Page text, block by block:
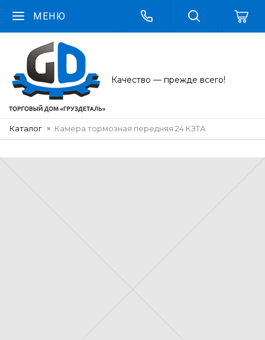
МЕНЮ
Качество — прежде всего!
Каталог Камера тормозная передняя 24 КЗТА